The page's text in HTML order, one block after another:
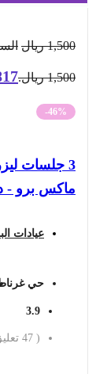
1,500 ريال السعر
1,500 ريال. 817
-46%
ماكس برو -
عيادات
حي غرناطة
3.9
47 تعليق )